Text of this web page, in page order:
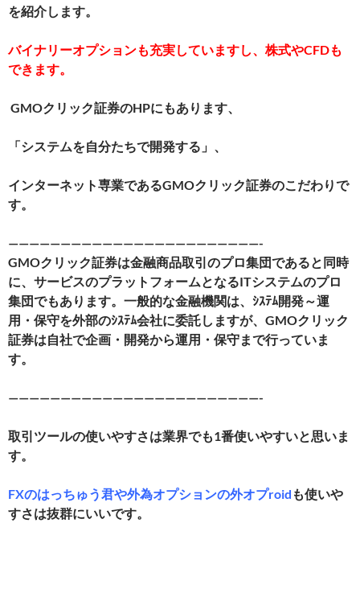
を紹介します。
バイナリーオプションも充実していますし、株式やCFDも
できます。
GMOクリック証券のHPにもあります、
「システムを自分たちで開発する」、
インターネット専業であるGMOクリック証券のこだわりで
す。
————————————————————————-
GMOクリック証券は金融商品取引のプロ集団であると同時
に、 サービスのプラットフォームとなるITシステムのプロ
集団でもあります。 一般的な金融機関は、ｼｽﾃﾑ開発～運
用・保守を外部のｼｽﾃﾑ会社に委託しますが、 GMOクリック
証券は自社で企画・開発から運用・保守まで行っていま
す。
————————————————————————-
取引ツールの使いやすさは業界でも1番使いやすいと思いま
す。
FXのはっちゅう君や外為オプションの外オプroid も使いや
すさは抜群にいいです。